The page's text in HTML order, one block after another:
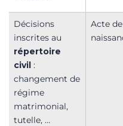
Décisions
inscrites au
répertoire
civil :
changement de
régime
matrimonial,
tutelle, …
Acte de